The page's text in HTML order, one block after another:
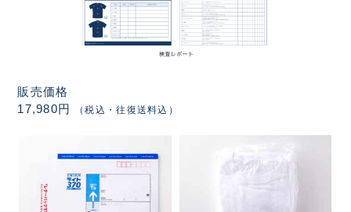
販売価格
17,980円
（税込・往復送料込）